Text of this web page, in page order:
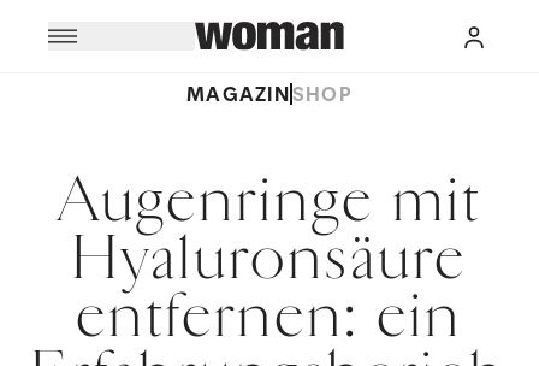
MAGAZINSHOP
Augenringe mit
Hyaluronsäure
entfernen: ein